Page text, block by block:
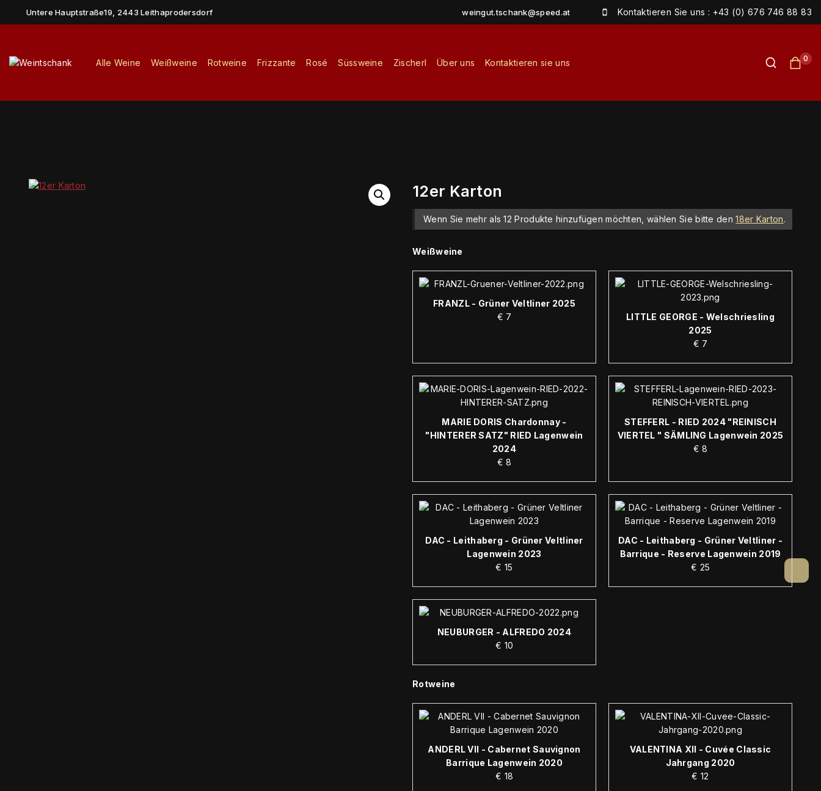
Untere Hauptstraße19, 2443 Leithaprodersdorf weingut.tschank@speed.at Kontaktieren Sie uns : +43 (0) 676 746 88 83
Alle Weine Weißweine Rotweine Frizzante Rosé Süssweine Zischerl Über uns Kontaktieren sie uns 0
12er Karton
Wenn Sie mehr als 12 Produkte hinzufügen möchten, wählen Sie bitte den18er Karton.
Weißweine
FRANZL - Grüner Veltliner 2025
€ 7
LITTLE GEORGE - Welschriesling
2025
€ 7
MARIE DORIS Chardonnay -
"HINTERER SATZ" RIED Lagenwein
2024
€ 8
STEFFERL - RIED 2024 "REINISCH
VIERTEL " SÄMLING Lagenwein 2025
€ 8
DAC - Leithaberg - Grüner Veltliner
Lagenwein 2023
€ 15
DAC - Leithaberg - Grüner Veltliner -
Barrique - Reserve Lagenwein 2019
€ 25
NEUBURGER - ALFREDO 2024
€ 10
Rotweine
ANDERL VII - Cabernet Sauvignon
Barrique Lagenwein 2020
€ 18
VALENTINA XII - Cuvée Classic
Jahrgang 2020
€ 12